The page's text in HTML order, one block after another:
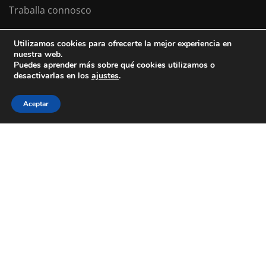
Traballa connosco
Colexio La Salle Santiago
Aviso Legal
Política de cookies
Política de privacidad
Utilizamos cookies para ofrecerte la mejor experiencia en
nuestra web.
Puedes aprender más sobre qué cookies utilizamos o
desactivarlas en los ajustes.
Aceptar